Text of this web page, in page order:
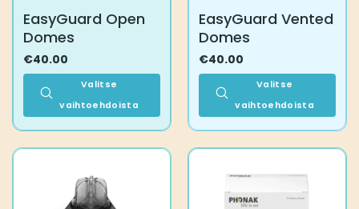
EasyGuard Open
Domes
€40.00
Valitse
vaihtoehdoista
muunnelma.
EasyGuard Vented
Domes
€40.00
Valitse
vaihtoehdoista
useampi
muunnelma.